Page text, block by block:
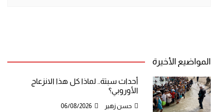
المواضيع الأخيرة
أحداث سبتة.. لماذا كل هذا الانزعاج
الأوروبي؟
حسن زهير 06/08/2026